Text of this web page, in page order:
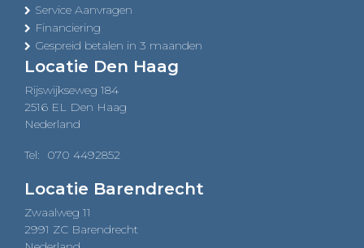
Service Aanvragen
Financiering
Gespreid betalen in 3 maanden
Locatie Den Haag
Rijswijkseweg 184
2516 EL Den Haag
Nederland
Tel: 070 4492852
Locatie Barendrecht
Zwaalweg 11
2991 ZC Barendrecht